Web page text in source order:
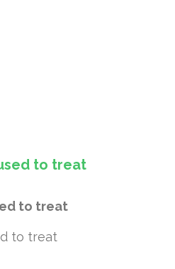
to treat
to treat
to treat